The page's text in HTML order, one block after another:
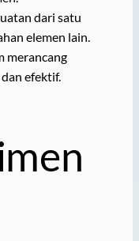
dari satu
elemen lain.
merancang
efektif.